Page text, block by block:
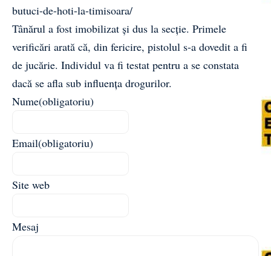
butuci-de-hoti-la-timisoara/
Tânărul a fost imobilizat și dus la secție. Primele
verificări arată că, din fericire, pistolul s-a dovedit a fi
de jucărie. Individul va fi testat pentru a se constata
dacă se afla sub influența drogurilor.
Nume(obligatoriu)
Email(obligatoriu)
Site web
Mesaj